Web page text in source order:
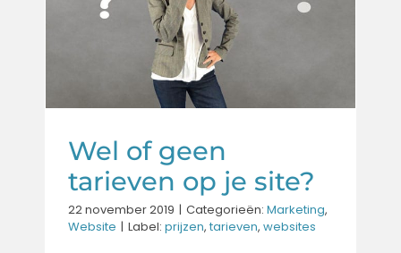
Marketing Website
Wel of geen
tarieven op je site?
22 november 2019 | Categorieën: Marketing,
Website | Label: prijzen, tarieven, websites